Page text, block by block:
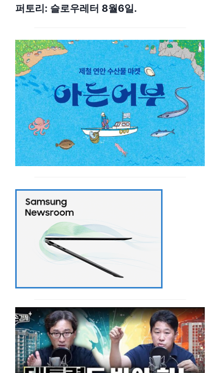
퍼토리: 슬로우레터 8월6일.